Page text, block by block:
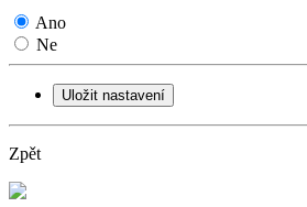
Ano
Ne
Uložit nastavení
Zpět